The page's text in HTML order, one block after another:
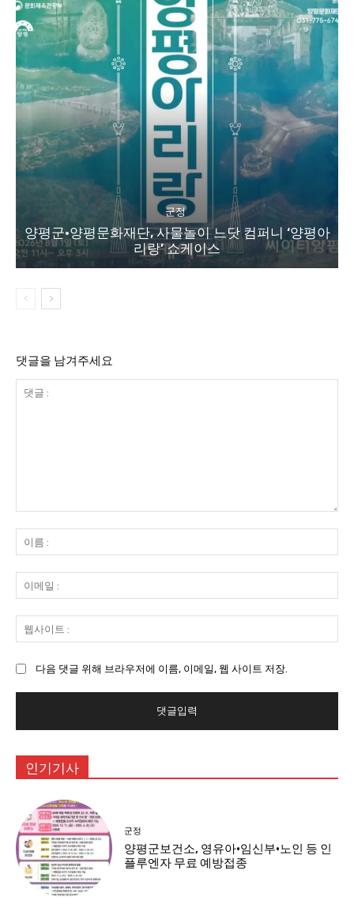
군정
양평군·양평문화재단, 사물놀이 느닷 컴퍼니 ‘양평아
리랑’ 쇼케이스
댓글을 남겨주세요
:
름
:
메
일
사
:
다음 댓글 위해 브라우저에 이름, 이메일, 웹 사이트 저장.
인기기사
군정
양평군보건소, 영유아·임신부·노인 등 인
플루엔자 무료 예방접종